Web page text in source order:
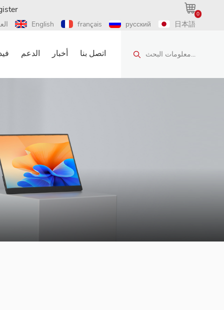
0
English français русский 日本語
معلومات البحث... الدعم أخبار اتصل بنا